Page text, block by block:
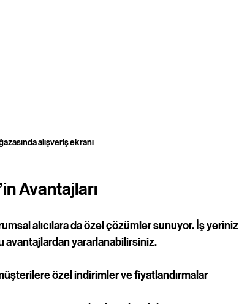
alışveriş ekranı
Avantajları
alıcılara da özel çözümler sunuyor. İş yeriniz
avantajlardan yararlanabilirsiniz.
özel indirimler ve fiyatlandırmalar